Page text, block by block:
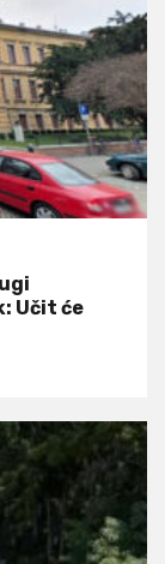
Učit će